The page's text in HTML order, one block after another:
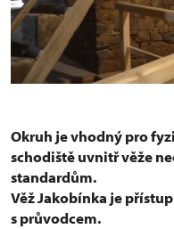
Okruh je vhodný pro
schodiště uvnitř věže
standardům.
Věž Jakobínka je
s průvodcem.